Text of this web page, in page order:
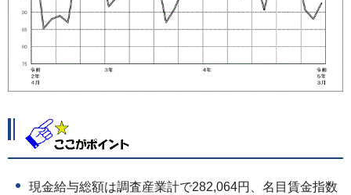
現金給与総額は調査産業計で282,064円、名目賃金指数